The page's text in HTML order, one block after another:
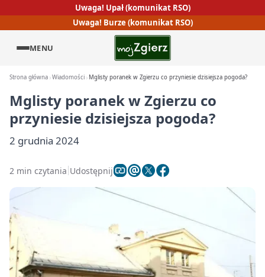
Uwaga! Upał (komunikat RSO)
Uwaga! Burze (komunikat RSO)
MENU
Strona główna Wiadomości Mglisty poranek w Zgierzu co przyniesie dzisiejsza pogoda?
Mglisty poranek w Zgierzu co
przyniesie dzisiejsza pogoda?
2 grudnia 2024
2 min czytania Udostępnij